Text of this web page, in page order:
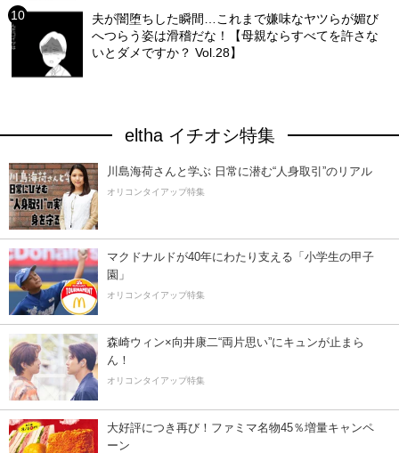
夫が闇堕ちした瞬間…これまで嫌味なヤツらが媚び
へつらう姿は滑稽だな！【母親ならすべてを許さな
いとダメですか？ Vol.28】
eltha イチオシ特集
川島海荷さんと学ぶ 日常に潜む“人身取引”のリアル
オリコンタイアップ特集
マクドナルドが40年にわたり支える「小学生の甲子
園」
オリコンタイアップ特集
森崎ウィン×向井康二“両片思い”にキュンが止まら
ん！
オリコンタイアップ特集
大好評につき再び！ファミマ名物45％増量キャンペ
ーン